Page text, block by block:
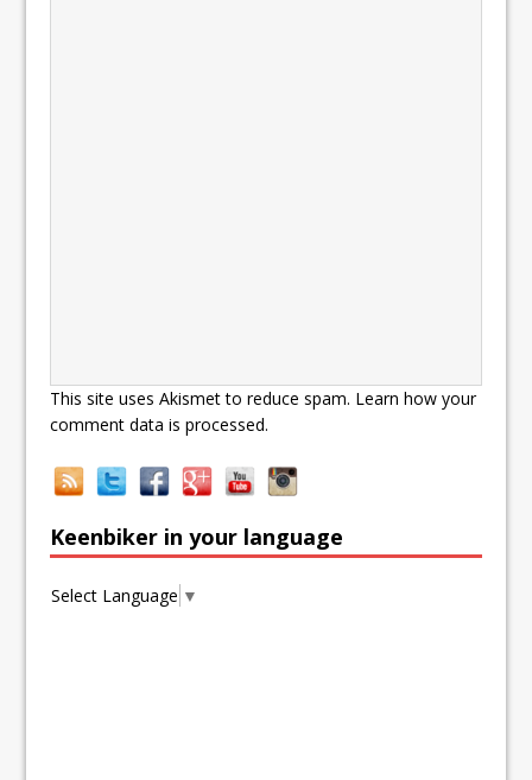
This site uses Akismet to reduce spam. Learn how your
comment data is processed.
Keenbiker in your language
Select Language ▼